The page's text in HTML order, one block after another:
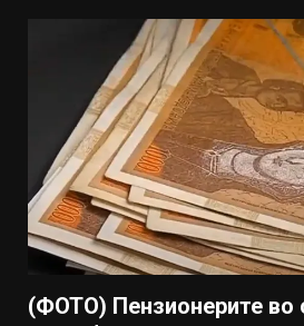
(ФОТО) Пензионерите во